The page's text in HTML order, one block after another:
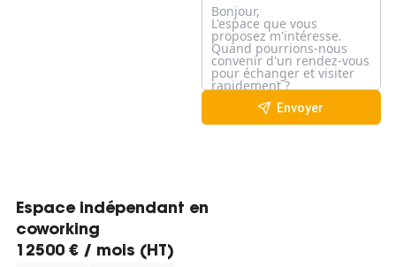
Envoyer
Espace indépendant en
coworking
12500 € / mois (HT)